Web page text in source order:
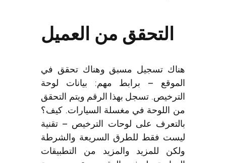
التحقق من العميل
تسجيل مسبق وهناك تحقق في
– برابط مهم: بيانات لوحة
تسجل بهذا الرقم ويتم التحقق
اللوحة في مغسلة السيارات. كيف؟
على لوحات الترخيص – تقنية
فقط للطرق السريعة والشرطة
للمزيد والمزيد من التطبيقات